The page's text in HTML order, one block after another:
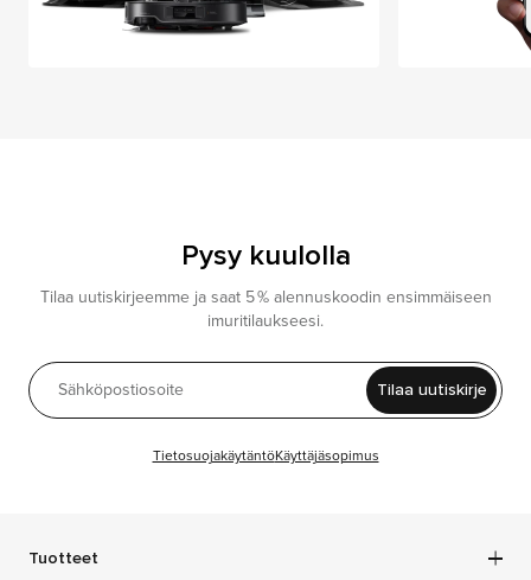
Pysy kuulolla
Tilaa uutiskirjeemme ja saat 5 % alennuskoodin ensimmäiseen
imuritilaukseesi.
Tilaa uutiskirje
TietosuojakäytäntöKäyttäjäsopimus
Tuotteet